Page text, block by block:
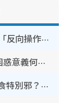
WhatsApp預設貼圖點刪？揭1招「反向操作」還原簡潔介面 附3步實測教學
香港山邊鐵閘邊門大開？內地客困惑意義何在！網民神回覆：呢種叫法理性防禦
鬼門開2026｜農曆七月撞正日全食特別邪？專家警告切忌做一事！揭4大禁忌+2招保平安